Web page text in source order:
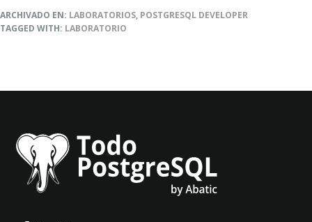
ARCHIVADO EN: LABORATORIOS, POSTGRESQL DEVELOPER
TAGGED WITH: LABORATORIO